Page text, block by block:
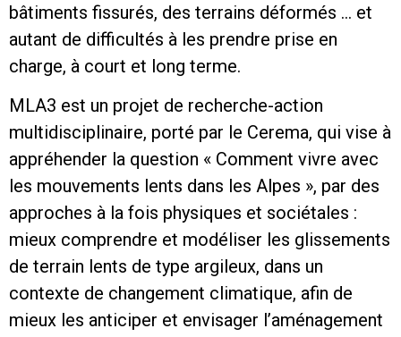
bâtiments fissurés, des terrains déformés … et
autant de difficultés à les prendre prise en
charge, à court et long terme.
MLA3 est un projet de recherche-action
multidisciplinaire, porté par le Cerema, qui vise à
appréhender la question « Comment vivre avec
les mouvements lents dans les Alpes », par des
approches à la fois physiques et sociétales :
mieux comprendre et modéliser les glissements
de terrain lents de type argileux, dans un
contexte de changement climatique, afin de
mieux les anticiper et envisager l’aménagement